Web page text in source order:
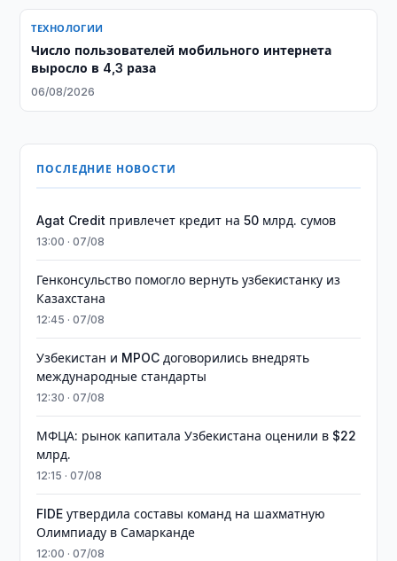
ТЕХНОЛОГИИ
Число пользователей мобильного интернета
выросло в 4,3 раза
06/08/2026
ПОСЛЕДНИЕ НОВОСТИ
Agat Credit привлечет кредит на 50 млрд. сумов
13:00 · 07/08
Генконсульство помогло вернуть узбекистанку из
Казахстана
12:45 · 07/08
Узбекистан и MPOC договорились внедрять
международные стандарты
12:30 · 07/08
МФЦА: рынок капитала Узбекистана оценили в $22
млрд.
12:15 · 07/08
FIDE утвердила составы команд на шахматную
Олимпиаду в Самарканде
12:00 · 07/08